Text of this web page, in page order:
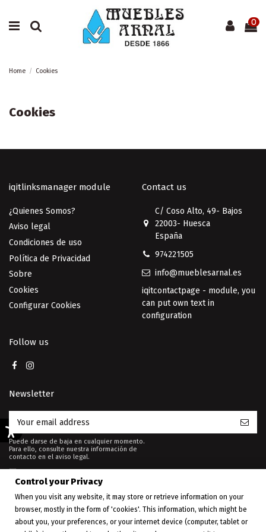
0
Home Cookies
Cookies
iqitlinksmanager module
¿Quienes Somos?
Aviso legal
Condiciones de uso
Política de Privacidad
Sobre
Cookies
Configurar Cookies
Contact us
C/ Coso Alto, 49- Bajos
22003- Huesca
España
974221505
info@mueblesarnal.es
iqitcontactpage - module, you
can put own text in
configuration
Follow us
Newsletter
Puede darse de baja en cualquier momento.
Para ello, consulte nuestra información de
contacto en el aviso legal.
Control your Privacy
When you visit any website, it may store or retrieve information on your
browser, mostly in the form of 'cookies'. This information, which might be
about you, your preferences, or your internet device (computer, tablet or